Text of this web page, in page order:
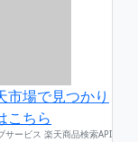
市場で見つかり
こちら
サービス 楽天商品検索API